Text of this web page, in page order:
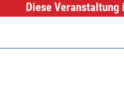
Diese